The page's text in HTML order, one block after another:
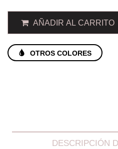
AÑADIR AL CARRITO
OTROS COLORES
DESCRIPCIÓN